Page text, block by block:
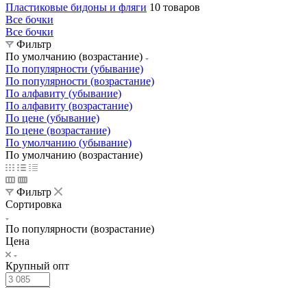
Пластиковые бидоны и фляги 10 товаров
Все бочки
Все бочки
Фильтр
По умолчанию (возрастание)
По популярности (убывание)
По популярности (возрастание)
По алфавиту (убывание)
По алфавиту (возрастание)
По цене (убывание)
По цене (возрастание)
По умолчанию (убывание)
По умолчанию (возрастание)
Фильтр
Сортировка
По популярности (возрастание)
Цена
Крупный опт